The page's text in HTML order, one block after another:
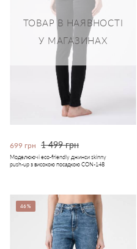
ТОВАР В НАЯВНОСТІ
У МАГАЗИНАХ
699 грн 1 499 грн
Моделюючі eco-friendly джинси skinny
push-up з високою посадкою CON-148
46%